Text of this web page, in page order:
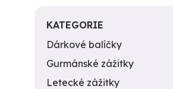
KATEGORIE
Dárkové balíčky
Gurmánské zážitky
Letecké zážitky